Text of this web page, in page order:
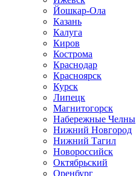
Йошкар-Ола
Казань
Калуга
Киров
Кострома
Краснодар
Красноярск
Курск
Липецк
Магнитогорск
Набережные Челны
Нижний Новгород
Нижний Тагил
Новороссийск
Октябрьский
Оренбург